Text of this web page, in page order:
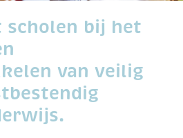
scholen bij het
van veilig